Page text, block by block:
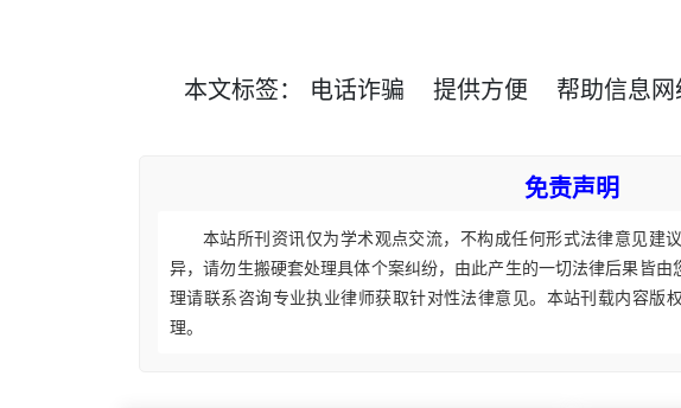
本文标签： 电话诈骗 提供方便 帮助信息
免责声明
本站所刊资讯仅为学术观点交流，不构成任何形式法律意见建
异，请勿生搬硬套处理具体个案纠纷，由此产生的一切法律后果皆
理请联系咨询专业执业律师获取针对性法律意见。本站刊载内容版
理。